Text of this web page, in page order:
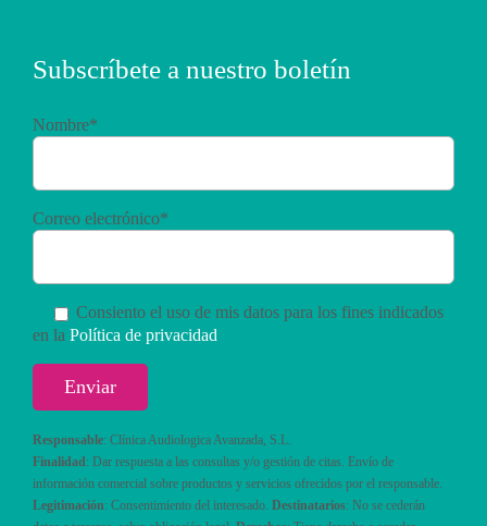
Subscríbete a nuestro boletín
Nombre*
Correo electrónico*
Consiento el uso de mis datos para los fines indicados
en la Política de privacidad
Responsable: Clínica Audiologica Avanzada, S.L.
Finalidad : Dar respuesta a las consultas y/o gestión de citas. Envío de
información comercial sobre productos y servicios ofrecidos por el responsable.
Legitimación: Consentimiento del interesado. Destinatarios: No se cederán